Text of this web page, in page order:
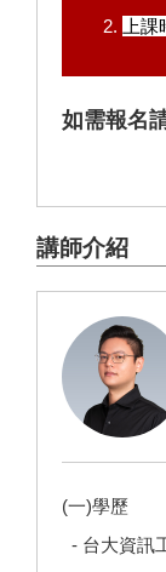
上
如需報名
講師介紹
(一)學歷
- 台大資訊